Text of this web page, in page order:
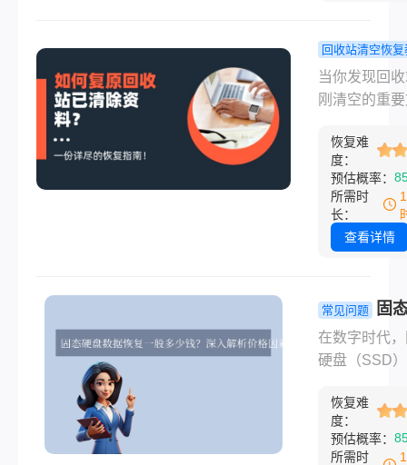
历过数据丢
其中约80%
可通过适当
除后如何找
呢？本文将
理硬盘数据
多层次解决
从简单到复
助您在不同
回收站清空恢
如何复原回
已清除资料
南！
当你发现回
刚清空的重
跳加速和懊
相信很多人
会。误删文
数字时代的
型灾难，但
并未真正消
么如何复原
已清除资料
文将深入探
高效的数据
法，助你找
资料。
恢复难
度：
预估概率：
所需时
长：
查看详情
常见问题
固
数据恢复一
少钱？深入
挑战!
在数字时代
硬盘（SSD
为电脑升级
配。但当硬
罢工，重要
恢复难
度：
预估概率：
所需时